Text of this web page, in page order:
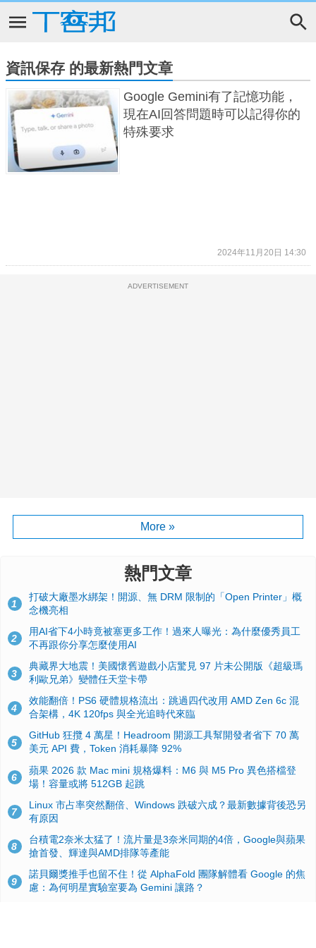
資訊保存 的最新熱門文章
Google Gemini有了記憶功能，
現在AI回答問題時可以記得你的
特殊要求
2024年11月20日 14:30
ADVERTISEMENT
More »
熱門文章
1
打破大廠墨水綁架！開源、無 DRM 限制的「Open Printer」概
念機亮相
2
用AI省下4小時竟被塞更多工作！過來人曝光：為什麼優秀員工
不再跟你分享怎麼使用AI
3
典藏界大地震！美國懷舊遊戲小店驚見 97 片未公開版《超級瑪
利歐兄弟》變體任天堂卡帶
4
效能翻倍！PS6 硬體規格流出：跳過四代改用 AMD Zen 6c 混
合架構，4K 120fps 與全光追時代來臨
5
GitHub 狂攬 4 萬星！Headroom 開源工具幫開發者省下 70 萬
美元 API 費，Token 消耗暴降 92%
6
蘋果 2026 款 Mac mini 規格爆料：M6 與 M5 Pro 異色搭檔登
場！容量或將 512GB 起跳
7
Linux 市占率突然翻倍、Windows 跌破六成？最新數據背後恐另
有原因
8
台積電2奈米太猛了！流片量是3奈米同期的4倍，Google與蘋果
搶首發、輝達與AMD排隊等產能
9
諾貝爾獎推手也留不住！從 AlphaFold 團隊解體看 Google 的焦
慮：為何明星實驗室要為 Gemini 讓路？